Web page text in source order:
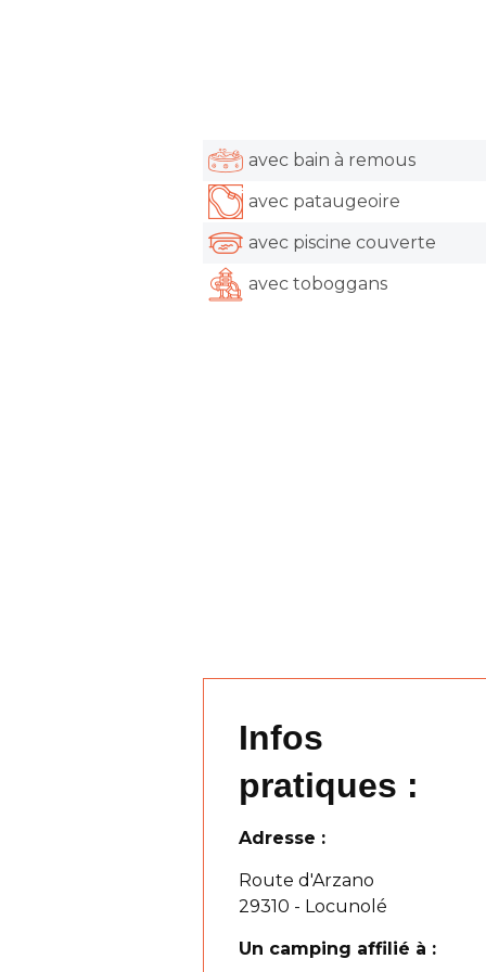
avec bain à remous
avec pataugeoire
avec piscine couverte
avec toboggans
Infos
pratiques :
Adresse :
Route d'Arzano
29310 - Locunolé
Un camping affilié à :